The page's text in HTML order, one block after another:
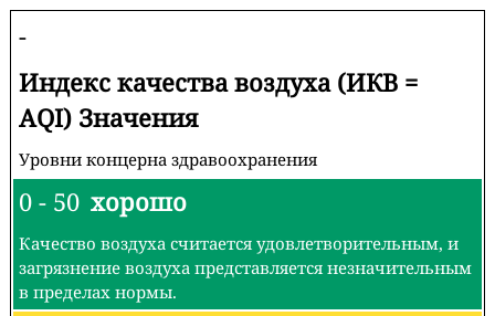
-
Индекс качества воздуха (ИКВ =
AQI) Значения
Уровни концерна здравоохранения
0 - 50 хорошо
Качество воздуха считается удовлетворительным, и
загрязнение воздуха представляется незначительным
в пределах нормы.